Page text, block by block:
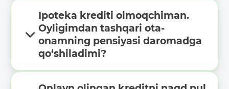
Ipoteka krediti olmoqchiman.
Oyligimdan tashqari ota-
onamning pensiyasi daromadga
qo‘shiladimi?